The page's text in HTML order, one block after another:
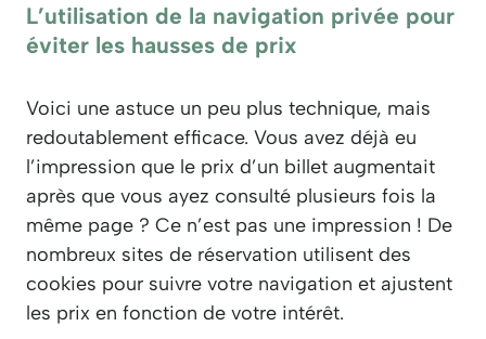
L’utilisation de la navigation privée pour
éviter les hausses de prix
Voici une astuce un peu plus technique, mais
redoutablement efficace. Vous avez déjà eu
l’impression que le prix d’un billet augmentait
après que vous ayez consulté plusieurs fois la
même page ? Ce n’est pas une impression ! De
nombreux sites de réservation utilisent des
cookies pour suivre votre navigation et ajustent
les prix en fonction de votre intérêt.